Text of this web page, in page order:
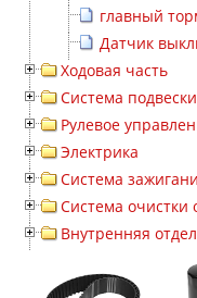
главный
Датчик
Ходовая часть
Система
Рулевое
Электрика
Система
Система очистки
Внутренняя